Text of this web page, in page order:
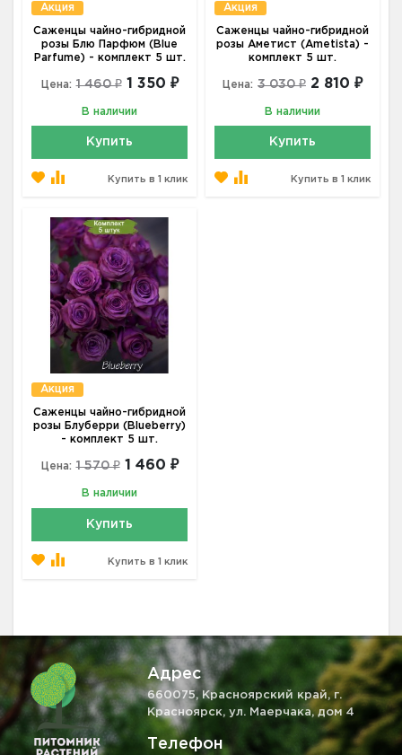
Акция
Саженцы чайно-гибридной
розы Блю Парфюм (Blue
Parfume) - комплект 5 шт.
Цена: 1 460 ₽ 1 350 ₽
В наличии
Купить
Купить в 1 клик
Акция
Саженцы чайно-гибридной
розы Аметист (Ametista) -
комплект 5 шт.
Цена: 3 030 ₽ 2 810 ₽
В наличии
Купить
Купить в 1 клик
Акция
Саженцы чайно-гибридной
розы Блуберри (Blueberry)
- комплект 5 шт.
Цена: 1 570 ₽ 1 460 ₽
В наличии
Купить
Купить в 1 клик
Адрес
660075, Красноярский край, г.
Красноярск, ул. Маерчака, дом 4
Телефон